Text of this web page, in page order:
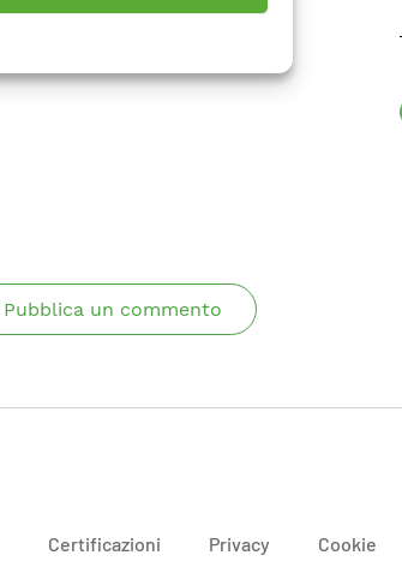
Pubblica un commento
Certificazioni Privacy Cookie